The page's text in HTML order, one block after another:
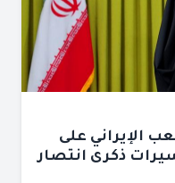
الإيراني على
ذكرى انتصار